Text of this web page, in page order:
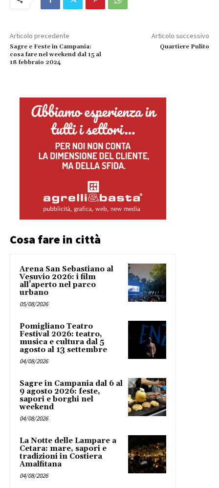
Articolo precedente
Sagre e Feste in Campania:
cosa fare nel weekend dal 15 al
18 febbraio 2024
Articolo successivo
Quartiere Pulito
Cosa fare in città
Arena San Sebastiano al
Vesuvio 2026: i film
all’aperto nel parco
urbano
05/08/2026
Pomigliano Teatro
Festival 2026: teatro,
musica e cultura dal 5
agosto al 13 settembre
04/08/2026
Sagre in Campania dal 6 al
9 agosto 2026: feste,
sapori e borghi nel
weekend
04/08/2026
La Notte delle Lampare a
Cetara: mare, sapori e
tradizioni in Costiera
Amalfitana
04/08/2026